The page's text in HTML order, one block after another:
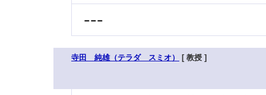
---
寺田 純雄（テラダ スミオ） [ 教授 ]